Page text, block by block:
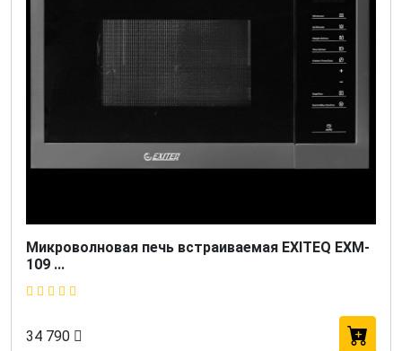
Микроволновая печь встраиваемая EXITEQ EXM-
109 ...
34 790